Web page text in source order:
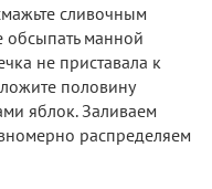
сливочным
манной
не приставала к
половину
яблок. Заливаем
распределяем